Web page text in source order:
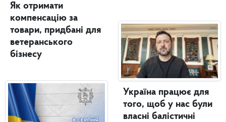
Як отримати
компенсацію за
товари, придбані для
ветеранського
бізнесу
Україна працює для
того, щоб у нас були
власні балістичні